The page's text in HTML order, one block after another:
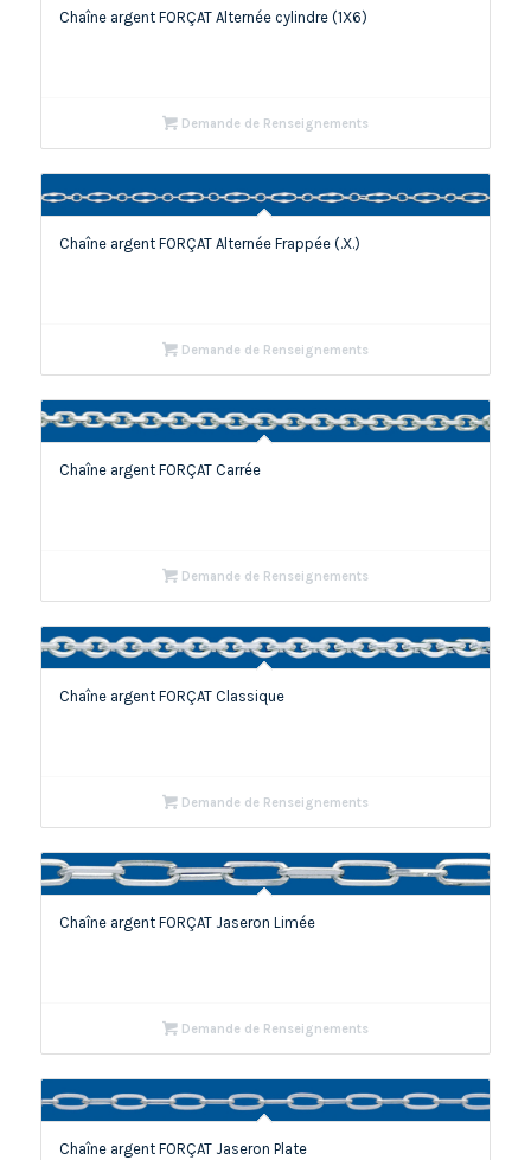
Chaîne argent FORÇAT Alternée cylindre (1X6)
Demande de Renseignements
Chaîne argent FORÇAT Alternée Frappée (.X.)
Demande de Renseignements
Chaîne argent FORÇAT Carrée
Demande de Renseignements
Chaîne argent FORÇAT Classique
Demande de Renseignements
Chaîne argent FORÇAT Jaseron Limée
Demande de Renseignements
Chaîne argent FORÇAT Jaseron Plate